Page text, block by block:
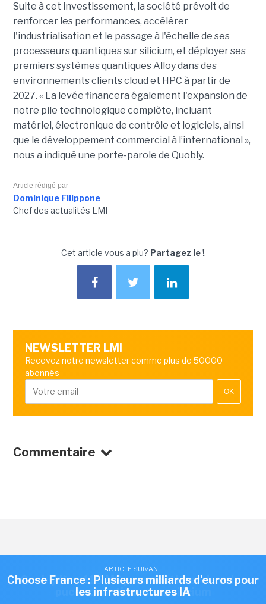
ARTICLE SUIVANT
Quobly lève 115 M€ pour accélérer dans les
puces quantiques sur silicium
Suite à cet investissement, la société prévoit de
renforcer les performances, accélérer
l'industrialisation et le passage à l'échelle de ses
processeurs quantiques sur silicium, et déployer ses
premiers systèmes quantiques Alloy dans des
environnements clients cloud et HPC à partir de
2027. « La levée financera également l'expansion de
notre pile technologique complète, incluant
matériel, électronique de contrôle et logiciels, ainsi
que le développement commercial à l’international »,
nous a indiqué une porte-parole de Quobly.
Article rédigé par
Dominique Filippone
Chef des actualités LMI
Cet article vous a plu? Partagez le !
NEWSLETTER LMI
Recevez notre newsletter comme plus de 50000
abonnés
OK
Commentaire
ARTICLE SUIVANT
Choose France : Plusieurs milliards d'euros pour
les infrastructures IA
BUSINESS / FINANCEMENT
Choose France : Plusieurs milliards